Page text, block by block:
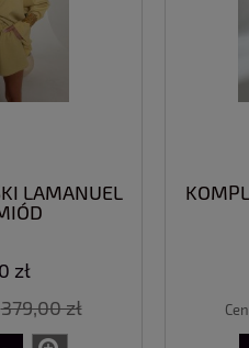
ECRU
SWETER
LAMANUEL
zł
379,00 zł